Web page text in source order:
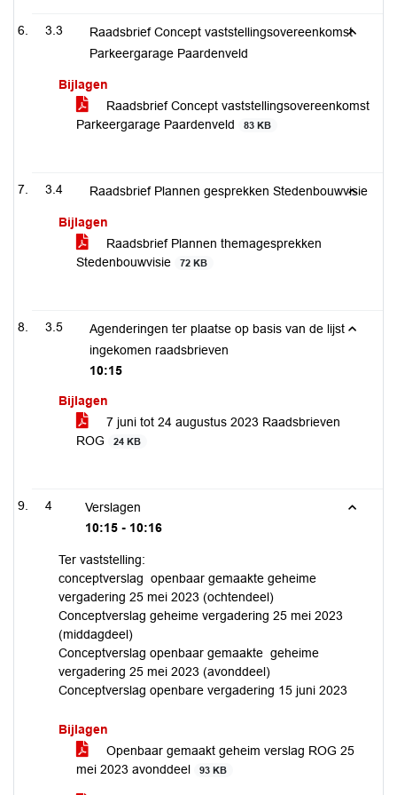
3.3
Raadsbrief Concept vaststellingsovereenkomst
Parkeergarage Paardenveld
Bijlagen
Raadsbrief Concept vaststellingsovereenkomst
Parkeergarage Paardenveld
83 KB
3.4 Raadsbrief Plannen gesprekken Stedenbouwvisie
Bijlagen
Raadsbrief Plannen themagesprekken
Stedenbouwvisie
72 KB
3.5
Agenderingen ter plaatse op basis van de lijst
ingekomen raadsbrieven
10:15
Bijlagen
7 juni tot 24 augustus 2023 Raadsbrieven
ROG
24 KB
4
Verslagen
10:15 - 10:16
Ter vaststelling:
conceptverslag openbaar gemaakte geheime
vergadering 25 mei 2023 (ochtendeel)
Conceptverslag geheime vergadering 25 mei 2023
(middagdeel)
Conceptverslag openbaar gemaakte geheime
vergadering 25 mei 2023 (avonddeel)
Conceptverslag openbare vergadering 15 juni 2023
Bijlagen
Openbaar gemaakt geheim verslag ROG 25
mei 2023 avonddeel
93 KB